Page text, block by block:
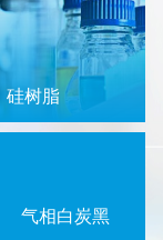
硅树脂
气相白炭黑